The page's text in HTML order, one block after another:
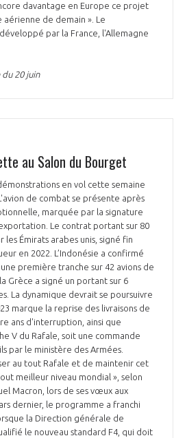
davantage en Europe ce projet
de demain ». Le
par la France, l'Allemagne
du 20 juin
au Salon du Bourget
en vol cette semaine
de combat se présente après
marquée par la signature
Le contrat portant sur 80
les Émirats arabes unis, signé fin
en 2022. L’Indonésie a confirmé
première tranche sur 42 avions de
Grèce a signé un portant sur 6
La dynamique devrait se poursuivre
marque la reprise des livraisons de
ans d'interruption, ainsi que
V du Rafale, soit une commande
par le ministère des Armées.
au tout Rafale et de maintenir cet
meilleur niveau mondial », selon
Macron, lors de ses vœux aux
dernier, le programme a franchi
la Direction générale de
le nouveau standard F4, qui doit